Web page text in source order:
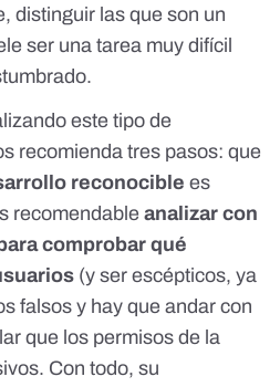
distinguir las que son un
ser una tarea muy difícil
este tipo de
recomienda tres pasos: que
reconocible es
recomendable analizar con
comprobar qué
(y ser escépticos, ya
falsos y hay que andar con
que los permisos de la
. Con todo, su